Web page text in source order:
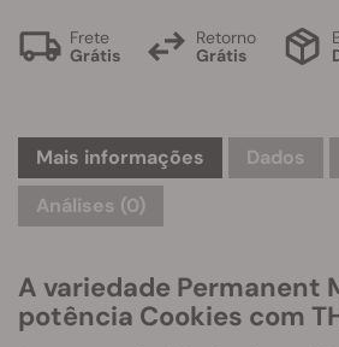
Frete
Grátis
Retorno
Grátis
Mais informações Dados
Análises (0)
A variedade Permanent
potência Cookies com